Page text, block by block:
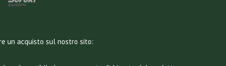
un acquisto sul nostro sito: